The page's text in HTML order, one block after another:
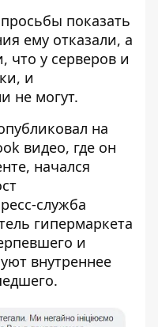
показать
ему отказали, а
что у серверов и
и
не могут.
на
видео, где он
начался
служба
гипермаркета
и
внутреннее